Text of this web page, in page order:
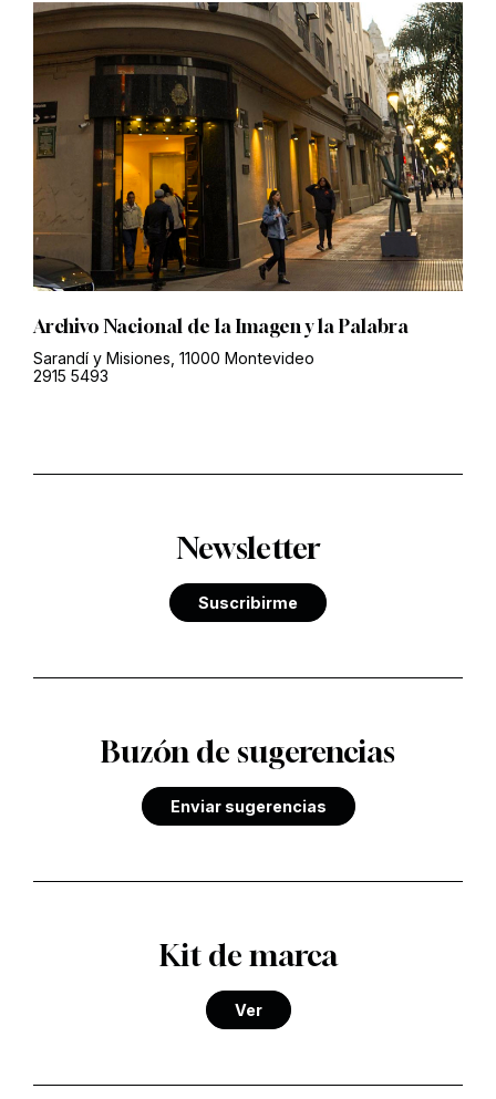
Archivo Nacional de la Imagen y la Palabra
Sarandí y Misiones, 11000 Montevideo
2915 5493
Newsletter
Suscribirme
Buzón de sugerencias
Enviar sugerencias
Kit de marca
Ver